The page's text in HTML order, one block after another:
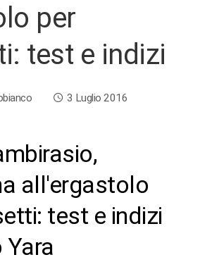
per
test e indizi
3 Luglio 2016
Yara